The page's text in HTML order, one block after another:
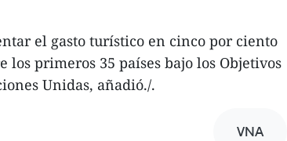
el gasto turístico en cinco por ciento
primeros 35 países bajo los Objetivos
Unidas, añadió./.
VNA